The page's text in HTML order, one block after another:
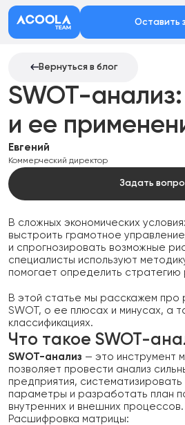
Оставить
Вернуться в блог
SWOT-
и ее
Евгений
Коммерческий директор
Задать
В сложных экономических
выстроить грамотное
и спрогнозировать возможные
специалисты используют
помогает определить стратегию
В этой статье мы расскажем про
SWOT, о ее плюсах и минусах, а
классификациях.
Что такое SWOT-
SWOT-анализ — это инструмент
позволяет провести анализ
предприятия,
параметры и разработать план
внутренних и внешних процессов.
Расшифровка матрицы: